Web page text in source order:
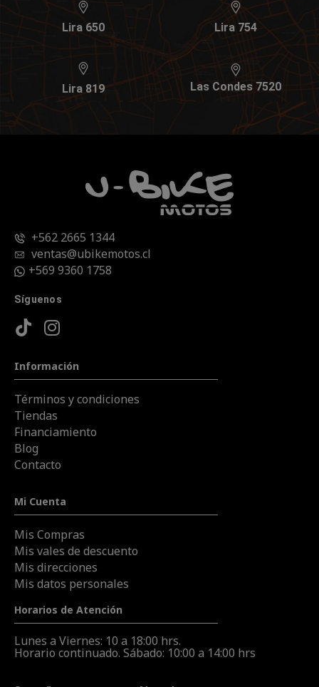
Lira 650 Lira 754
Lira 819 Las Condes 7520
+562 2665 1344
ventas@ubikemotos.cl
+569 9360 1758
Síguenos
Información
Términos y condiciones
Tiendas
Financiamiento
Blog
Contacto
Mi Cuenta
Mis Compras
Mis vales de descuento
Mis direcciones
Mis datos personales
Horarios de Atención
Lunes a Viernes: 10 a 18:00 hrs.
Horario continuado. Sábado: 10:00 a 14:00 hrs